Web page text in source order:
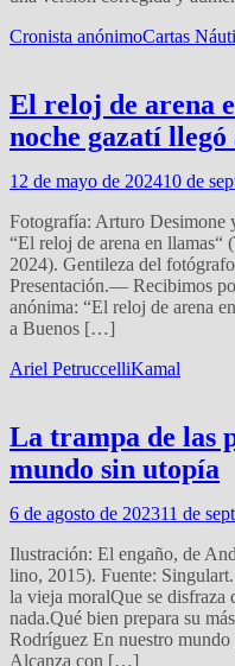
Cronista anónimoCartas
El reloj de arena
noche gazatí llegó
12 de mayo de 202410 de
Fotografía: Arturo Desimone
“El reloj de arena en llamas“
2024). Gentileza del
Presentación.— Recibimos
anónima: “El reloj de arena
a Buenos […]
Ariel PetruccelliKamal
La trampa de las
mundo sin utopía
6 de agosto de 202311 de
Ilustración: El engaño, de
lino, 2015). Fuente:
la vieja moralQue se disfraza
nada.Qué bien prepara su
Rodríguez En nuestro
Alcanza con […]